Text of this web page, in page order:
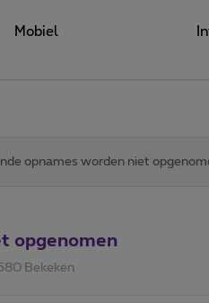
Mobiel
opnames worden niet
opgenomen
Bekeken